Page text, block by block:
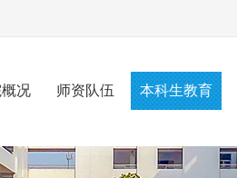
况 师资队伍 本科生教育